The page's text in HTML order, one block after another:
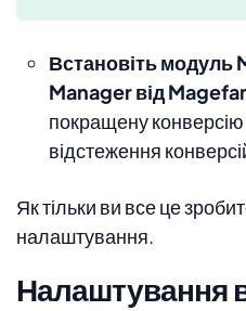
Встановіть модуль
Manager від
покращену
відстеження
Як тільки ви все це
налаштування.
Налаштування